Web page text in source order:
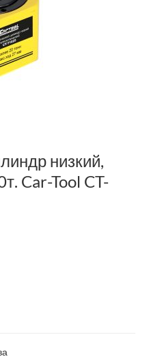
низкий,
Car-Tool CT-